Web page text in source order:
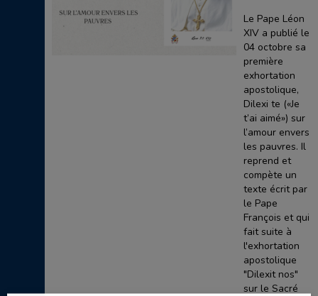
Le Pape Léon
XIV a publié le
04 octobre sa
première
exhortation
apostolique,
Dilexi te («Je
t’ai aimé») sur
l’amour envers
les pauvres. Il
reprend et
compète un
texte écrit par
le Pape
François et qui
fait suite à
l'exhortation
apostolique
"Dilexit nos"
sur le Sacré